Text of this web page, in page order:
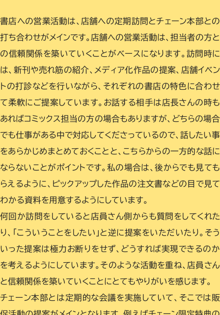
書店への営業活動は、店舗への定期訪問とチェーン本部との
打ち合わせがメインです。店舗への営業活動は、担当者の方と
の信頼関係を築いていくことがベースになります。訪問時に
は、新刊や売れ筋の紹介、メディア化作品の提案、店舗イベン
トの打診などを行いながら、それぞれの書店の特色に合わせ
て柔軟にご提案しています。お話する相手は店長さんの時も
あればコミックス担当の方の場合もありますが、どちらの場合
でも仕事がある中で対応してくださっているので、話したい事
をあらかじめまとめておくことと、こちらからの一方的な話に
ならないことがポイントです。私の場合は、後からでも見ても
らえるように、ピックアップした作品の注文書などの目で見て
わかる資料を用意するようにしています。
何回か訪問をしていると店員さん側からも質問をしてくれた
り、「こういうことをしたい」と逆に提案をいただいたり。そう
いった提案は極力お断りをせず、どうすれば実現できるのか
を考えるようにしています。そのような活動を重ね、店員さん
と信頼関係を築いていくことにとてもやりがいを感じます。
チェーン本部とは定期的な会議を実施していて、そこでは販